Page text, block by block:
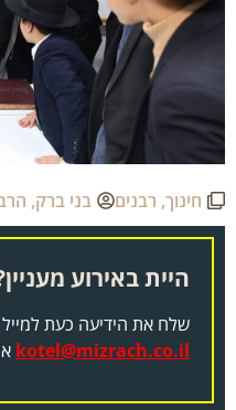
חינוך,רבנים בני ברק,הרב
היית באירוע
שלח את הידיעה כעת למייל
kotel@mizrach.co.ilאו